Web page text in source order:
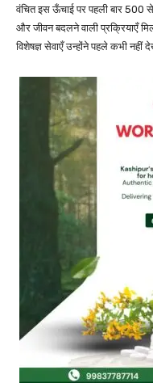
वंचित इस ऊँचाई पर पहली बार 500 से
और जीवन बदलने वाली प्रक्रियाएँ
विशेषज्ञ सेवाएँ उन्होंने पहले कभी नहीं